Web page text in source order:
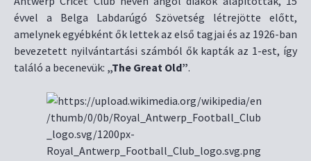
évvel a Belga Labdarúgó Szövetség létrejötte előtt,
amelynek egyébként ők lettek az első tagjai és az 1926-ban
bevezetett nyilvántartási számból ők kapták az 1-est, így
találó a becenevük: „The Great Old”.